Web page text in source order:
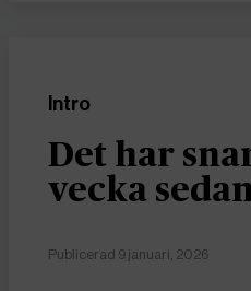
Intro
Det har
vecka
Publicerad 9 januari, 2026